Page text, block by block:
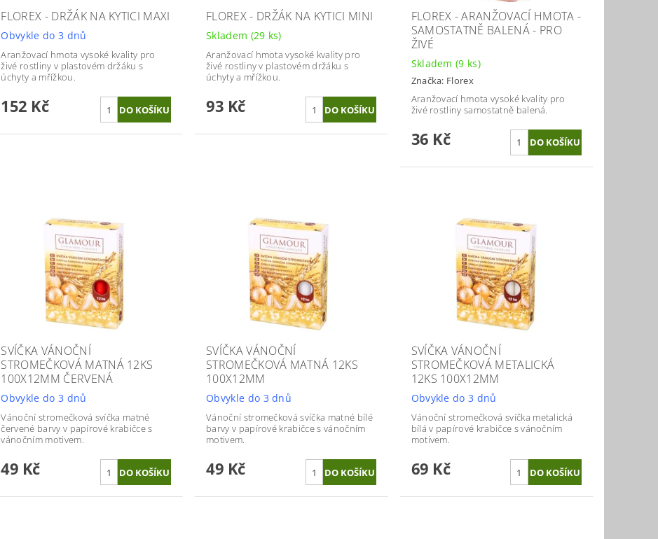
FLOREX - DRŽÁK NA KYTICI MAXI
Obvykle do 3 dnů
Aranžovací hmota vysoké kvality pro
živé rostliny v plastovém držáku s
úchyty a mřížkou.
152 Kč
FLOREX - DRŽÁK NA KYTICI MINI
Skladem (29 ks)
Aranžovací hmota vysoké kvality pro
živé rostliny v plastovém držáku s
úchyty a mřížkou.
93 Kč
FLOREX - ARANŽOVACÍ HMOTA -
SAMOSTATNĚ BALENÁ - PRO
ŽIVÉ
Skladem(9 ks)
Značka: Florex
Aranžovací hmota vysoké kvality pro
živé rostliny samostatně balená.
36 Kč
SVÍČKA VÁNOČNÍ
STROMEČKOVÁ MATNÁ 12KS
100X12MM ČERVENÁ
Obvykle do 3 dnů
Vánoční stromečková svíčka matné
červené barvy v papírové krabičce s
vánočním motivem.
49 Kč
SVÍČKA VÁNOČNÍ
STROMEČKOVÁ MATNÁ 12KS
100X12MM
Obvykle do 3 dnů
Vánoční stromečková svíčka matné bílé
barvy v papírové krabičce s vánočním
motivem.
49 Kč
SVÍČKA VÁNOČNÍ
STROMEČKOVÁ METALICKÁ
12KS 100X12MM
Obvykle do 3 dnů
Vánoční stromečková svíčka metalická
bílá v papírové krabičce s vánočním
motivem.
69 Kč